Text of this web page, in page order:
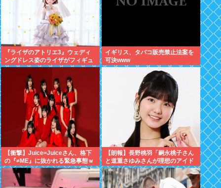
『ライザのアトリエ3』ウェディ
ングドレス姿のライザがフィギュ
ア化キタ───(ﾟ∀ﾟ)───!!!!!
イギリス、タバコ販売禁止法案を
可決www
【衝撃】Juice=Juiceさん、格下
の『≠ME』に抜かれる緊急事態ｗ
ｗｗｗｗｗｗｗｗｗｗｗ
【朗報】長野桃羽「嗣永桃子さん
と道重さゆみさんが理想のアイド
ル像」